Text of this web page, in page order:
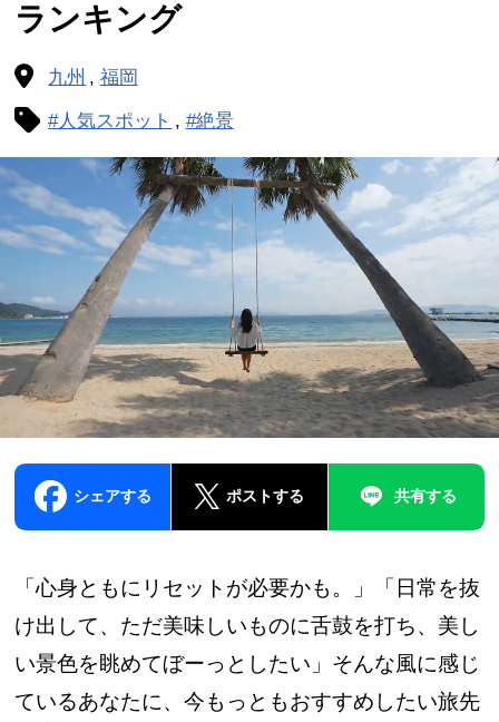
九州 福岡
ランキング
#人気スポット #絶景
シェアする ポストする 共有する
「心身ともにリセットが必要かも。」「日常を抜
け出して、ただ美味しいものに舌鼓を打ち、美し
い景色を眺めてぼーっとしたい」そんな風に感じ
ているあなたに、今もっともおすすめしたい旅先